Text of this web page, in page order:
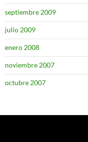
septiembre 2009
julio 2009
enero 2008
noviembre 2007
octubre 2007